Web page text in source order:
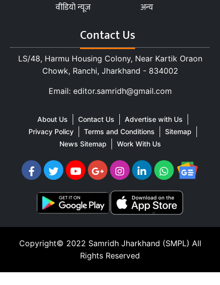
वीडियो न्यूज
अन्य
Contact Us
LS/48, Harmu Housing Colony, Near Kartik Oraon
Chowk, Ranchi, Jharkhand - 834002
Email: editor.samridh@gmail.com
About Us Contact Us
Advertise with Us
Privacy Policy
Terms and Conditions
Sitemap
News Sitemap
Work With Us
Copyright© 2022 Samridh Jharkhand (SMPL) All
Rights Reserved